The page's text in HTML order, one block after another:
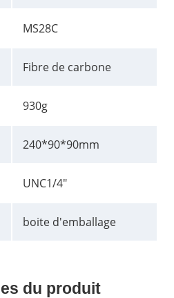
MS28C
Fibre de carbone
930g
240*90*90mm
UNC1/4"
boite d'emballage
du produit